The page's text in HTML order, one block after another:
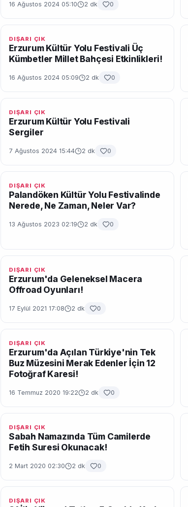
16 Ağustos 2024 05:10 2 dk 0
DIŞARI ÇIK
Erzurum Kültür Yolu Festivali Üç
Kümbetler Millet Bahçesi Etkinlikleri!
16 Ağustos 2024 05:09 2 dk 0
DIŞARI ÇIK
Erzurum Kültür Yolu Festivali
Sergiler
7 Ağustos 2024 15:44 2 dk 0
DIŞARI ÇIK
Palandöken Kültür Yolu Festivalinde
Nerede, Ne Zaman, Neler Var?
13 Ağustos 2023 02:19 2 dk 0
DIŞARI ÇIK
Erzurum'da Geleneksel Macera
Offroad Oyunları!
17 Eylül 2021 17:08 2 dk 0
DIŞARI ÇIK
Erzurum'da Açılan Türkiye'nin Tek
Buz Müzesini Merak Edenler İçin 12
Fotoğraf Karesi!
16 Temmuz 2020 19:22 2 dk 0
DIŞARI ÇIK
Sabah Namazında Tüm Camilerde
Fetih Suresi Okunacak!
2 Mart 2020 02:30 2 dk 0
DIŞARI ÇIK